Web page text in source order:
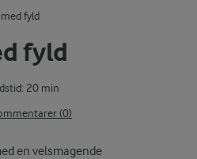
fyld
20 min
(0)
en velsmagende
fyld